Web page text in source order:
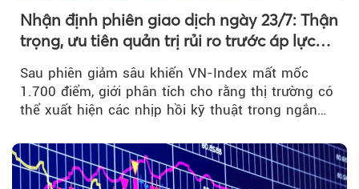
Nhận định phiên giao dịch ngày 23/7: Thận
trọng, ưu tiên quản trị rủi ro trước áp lực
Sau phiên giảm sâu khiến VN-Index mất mốc
1.700 điểm, giới phân tích cho rằng thị trường có
thể xuất hiện các nhịp hồi kỹ thuật trong ngắn